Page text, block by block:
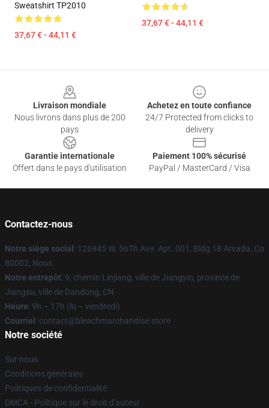
Sweatshirt TP2010
37,67 € - 44,11 €
37,67 € - 44,11 €
Livraison mondiale
Nous livrons dans plus de 200
pays
Achetez en toute confiance
24/7 Protected from clicks to
delivery
Garantie internationale
Offert dans le pays d'utilisation
Paiement 100% sécurisé
PayPal / MasterCard / Visa
Contactez-nous
Notre siège social : 126945 W. 56Th Ave. Apt. 001, Bldg 18 Arvada, Co
80002, Nous
Notre entrepôt: 9, chemin Linjiang, ville de Jiangyin, province de
Jiangsu, ville de Dandong, CN
Heure: 9h – 17h (lu – vendredi)
Courriel : contact@bleachmarchandise.store
Notre société
Sur nous
Conditions générales
Politiques de confidentialité
DMCA - Politique sur le droit d'auteur